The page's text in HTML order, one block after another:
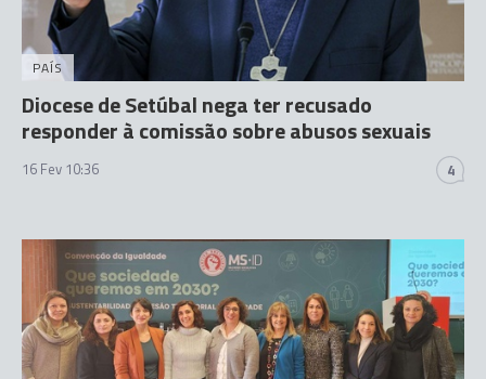
PAÍS
Diocese de Setúbal nega ter recusado
responder à comissão sobre abusos sexuais
16 Fev 10:36 4